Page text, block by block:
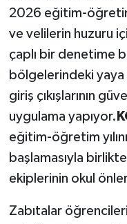
2026 eğitim-
ve velilerin huzuru
çaplı bir denetime
bölgelerindeki
giriş çıkışlarının
uygulama yapıyor.
eğitim-öğretim
başlamasıyla
ekiplerinin okul
Zabıtalar